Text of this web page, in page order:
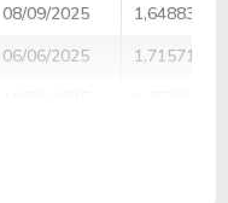
08/09/2025
1,64883928
06/06/2025
1,71571428